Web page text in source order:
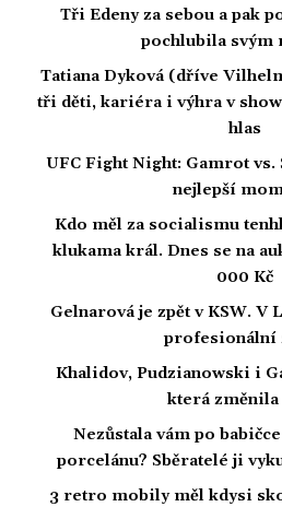
Tři Edeny za sebou a pak
pochlubila svým
Tatiana Dyková (dříve
tři děti, kariéra i výhra v
hlas
UFC Fight Night: Gamrot
nejlepší
Kdo měl za socialismu
klukama král. Dnes se na
000 Kč
Gelnarová je zpět v KSW.
profesionální
Khalidov, Pudzianowski i
která změnila
Nezůstala vám po
porcelánu? Sběratelé ji
3 retro mobily měl kdysi